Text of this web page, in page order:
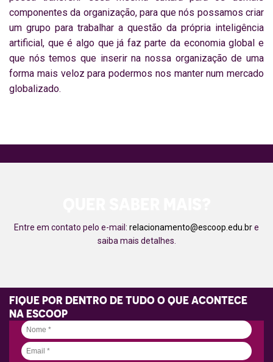
componentes da organização, para que nós possamos criar
um grupo para trabalhar a questão da própria inteligência
artificial, que é algo que já faz parte da economia global e
que nós temos que inserir na nossa organização de uma
forma mais veloz para podermos nos manter num mercado
globalizado.
Entre em contato pelo e-mail: relacionamento@escoop.edu.bre
saiba mais detalhes.
FIQUE POR DENTRO DE TUDO O QUE ACONTECE
NA ESCOOP